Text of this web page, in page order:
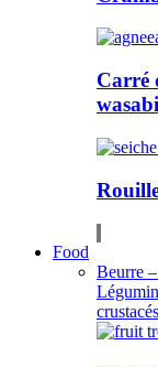
Carré
wasabi
Food
Beurre
crustacés